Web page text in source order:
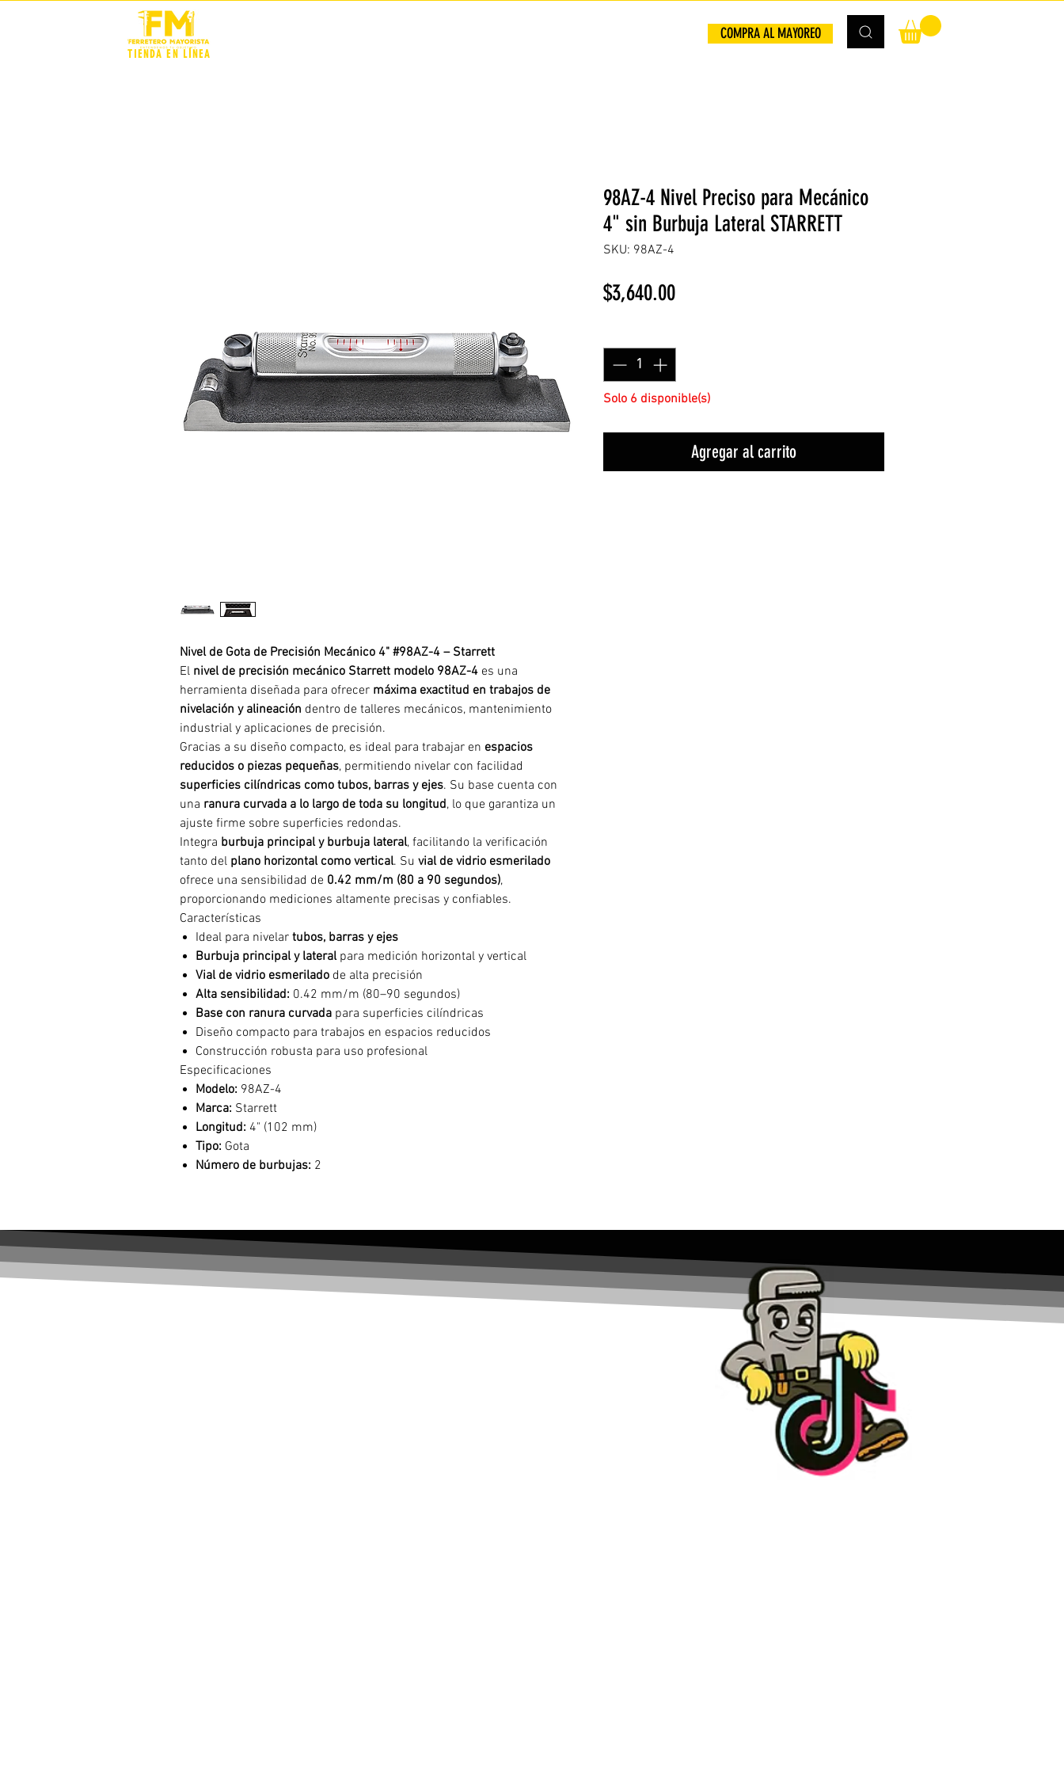
TIENDA EN LÍNEA
COMPRA AL MAYOREO
Nivel de Gota de Precisión Mecánico 4" #98AZ-4 – Starrett
El nivel de precisión mecánico Starrett modelo 98AZ-4 es una
herramienta diseñada para ofrecer máxima exactitud en trabajos de
nivelación y alineación dentro de talleres mecánicos, mantenimiento
industrial y aplicaciones de precisión.
Gracias a su diseño compacto, es ideal para trabajar en espacios
reducidos o piezas pequeñas, permitiendo nivelar con facilidad
superficies cilíndricas como tubos, barras y ejes. Su base cuenta con
una ranura curvada a lo largo de toda su longitud, lo que garantiza un
ajuste firme sobre superficies redondas.
Integra burbuja principal y burbuja lateral, facilitando la verificación
tanto del plano horizontal como vertical. Su vial de vidrio esmerilado
ofrece una sensibilidad de 0.42 mm/m (80 a 90 segundos),
proporcionando mediciones altamente precisas y confiables.
Características
Ideal para nivelar tubos, barras y ejes
Burbuja principal y lateralpara medición horizontal y vertical
Vial de vidrio esmerilado de alta precisión
Alta sensibilidad: 0.42 mm/m (80–90 segundos)
Base con ranura curvada para superficies cilíndricas
Diseño compacto para trabajos en espacios reducidos
Construcción robusta para uso profesional
Especificaciones
Modelo: 98AZ-4
Marca: Starrett
Longitud: 4" (102 mm)
Tipo: Gota
Número de burbujas: 2
98AZ-4 Nivel Preciso para Mecánico
4" sin Burbuja Lateral STARRETT
SKU: 98AZ-4
$3,640.00Precio
Solo 6 disponible(s)
Agregar al carrito